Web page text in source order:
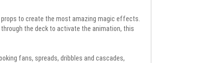
props to create the most amazing magic effects.
the deck to activate the animation, this
fans, spreads, dribbles and cascades,